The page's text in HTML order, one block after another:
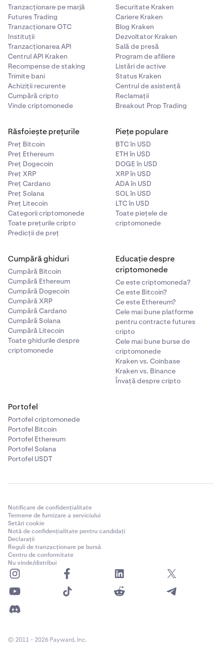
Tranzacționare pe marjă
Futures Trading
Tranzacționare OTC
Instituții
Tranzacționarea API
Centrul API Kraken
Recompense de staking
Trimite bani
Achiziții recurente
Cumpără cripto
Vinde criptomonede
Securitate Kraken
Cariere Kraken
Blog Kraken
Dezvoltator Kraken
Sală de presă
Program de afiliere
Listări de active
Status Kraken
Centrul de asistență
Reclamații
Breakout Prop Trading
Răsfoiește prețurile
Preț Bitcoin
Preț Ethereum
Preț Dogecoin
Preț XRP
Preț Cardano
Preț Solana
Preț Litecoin
Categorii criptomonede
Toate prețurile cripto
Predicții de preț
Piețe populare
BTC în USD
ETH în USD
DOGE în USD
XRP în USD
ADA în USD
SOL în USD
LTC în USD
Toate piețele de
criptomonede
Cumpără ghiduri
Cumpără Bitcoin
Cumpără Ethereum
Cumpără Dogecoin
Cumpără XRP
Cumpără Cardano
Cumpără Solana
Cumpără Litecoin
Toate ghidurile despre
criptomonede
Educație despre
criptomonede
Ce este criptomoneda?
Ce este Bitcoin?
Ce este Ethereum?
Cele mai bune platforme
pentru contracte futures
cripto
Cele mai bune burse de
criptomonede
Kraken vs. Coinbase
Kraken vs. Binance
Învață despre cripto
Portofel
Portofel criptomonede
Portofel Bitcoin
Portofel Ethereum
Portofel Solana
Portofel USDT
Notificare de confidențialitate
Termene de furnizare a serviciului
Setări cookie
Notă de confidențialitate pentru candidați
Declarații
Reguli de tranzacționare pe bursă
Centru de conformitate
Nu vinde/distribui
© 2011 - 2026 Payward, Inc.